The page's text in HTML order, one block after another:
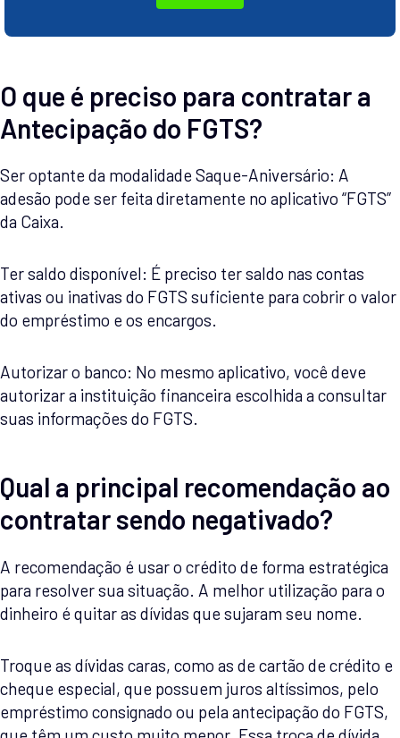
O que é preciso para contratar a
Antecipação do FGTS?
Ser optante da modalidade Saque-Aniversário: A
adesão pode ser feita diretamente no aplicativo “FGTS”
da Caixa.
Ter saldo disponível: É preciso ter saldo nas contas
ativas ou inativas do FGTS suficiente para cobrir o valor
do empréstimo e os encargos.
Autorizar o banco: No mesmo aplicativo, você deve
autorizar a instituição financeira escolhida a consultar
suas informações do FGTS.
Qual a principal recomendação ao
contratar sendo negativado?
A recomendação é usar o crédito de forma estratégica
para resolver sua situação. A melhor utilização para o
dinheiro é quitar as dívidas que sujaram seu nome.
Troque as dívidas caras, como as de cartão de crédito e
cheque especial, que possuem juros altíssimos, pelo
empréstimo consignado ou pela antecipação do FGTS,